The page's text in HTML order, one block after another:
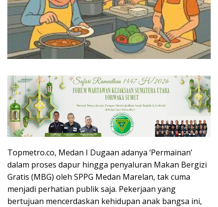
Topmetro.co, Medan I Dugaan adanya ‘Permainan’
dalam proses dapur hingga penyaluran Makan Bergizi
Gratis (MBG) oleh SPPG Medan Marelan, tak cuma
menjadi perhatian publik saja. Pekerjaan yang
bertujuan mencerdaskan kehidupan anak bangsa ini,